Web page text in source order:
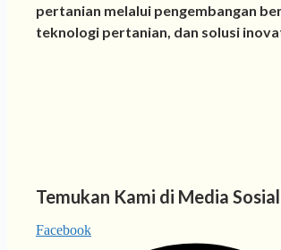
pertanian melalui pengembangan
teknologi pertanian, dan solusi
Temukan Kami di Media Sosial
Facebook